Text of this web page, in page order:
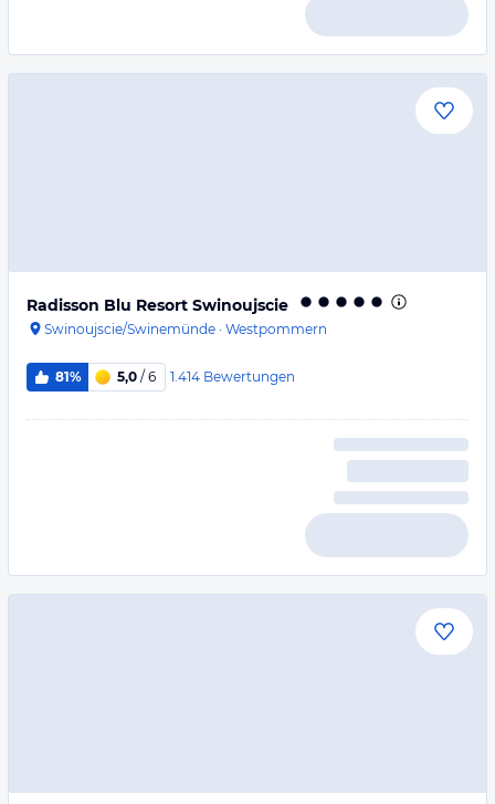
Radisson Blu Resort Swinoujscie
Swinoujscie/Swinemünde · Westpommern
81% 5,0 / 6 1.414 Bewertungen